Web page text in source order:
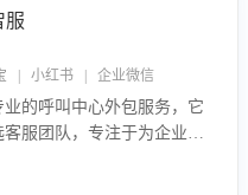
服
| 小红书 | 企业微信
的呼叫中心外包服务，它
服团队，专注于为企业提
和质量，帮助企业实现降